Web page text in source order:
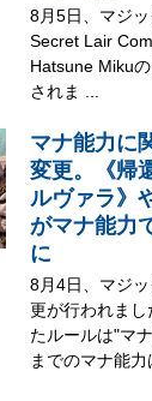
8月5日、マジッ
Secret Lair
Hatsune Miku
されま ...
マナ能力に
変更。《帰
ルヴァラ》
がマナ能力
に
8月4日、マジ
更が行われまし
たルールは"マ
までのマナ能力